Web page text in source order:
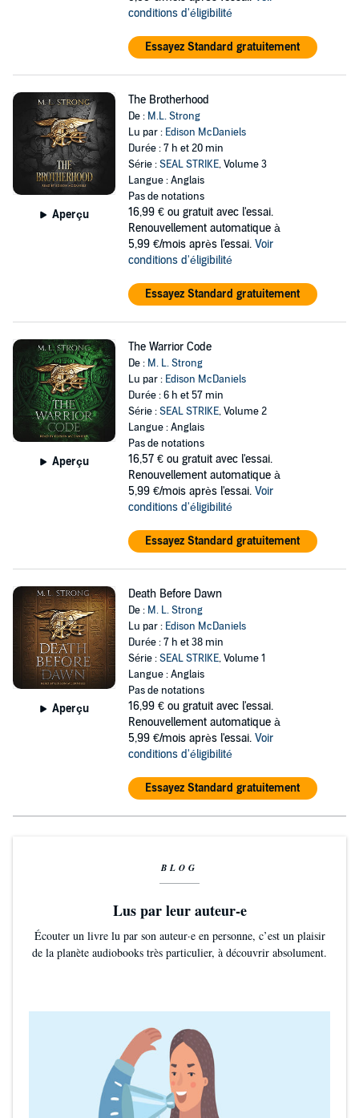
conditions d'éligibilité
Essayez Standard gratuitement
Aperçu
The Brotherhood
De : M.L. Strong
Lu par : Edison McDaniels
Durée : 7 h et 20 min
Série :SEAL STRIKE, Volume 3
Langue : Anglais
Pas de notations
16,99 € ou gratuit avec l'essai.
Renouvellement automatique à
5,99 €/mois après l'essai. Voir
conditions d'éligibilité
Essayez Standard gratuitement
Aperçu
The Warrior Code
De : M. L. Strong
Lu par : Edison McDaniels
Durée : 6 h et 57 min
Série :SEAL STRIKE, Volume 2
Langue : Anglais
Pas de notations
16,57 € ou gratuit avec l'essai.
Renouvellement automatique à
5,99 €/mois après l'essai. Voir
conditions d'éligibilité
Essayez Standard gratuitement
Aperçu
Death Before Dawn
De : M. L. Strong
Lu par : Edison McDaniels
Durée : 7 h et 38 min
Série :SEAL STRIKE, Volume 1
Langue : Anglais
Pas de notations
16,99 € ou gratuit avec l'essai.
Renouvellement automatique à
5,99 €/mois après l'essai. Voir
conditions d'éligibilité
Essayez Standard gratuitement
BLOG
Lus par leur auteur-e
Écouter un livre lu par son auteur·e en personne, c’est un plaisir
de la planète audiobooks très particulier, à découvrir absolument.